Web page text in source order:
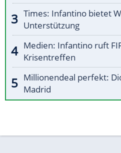
Times: Infantino bietet
Unterstützung
Medien: Infantino ruft
Krisentreffen
Millionendeal perfekt:
Madrid